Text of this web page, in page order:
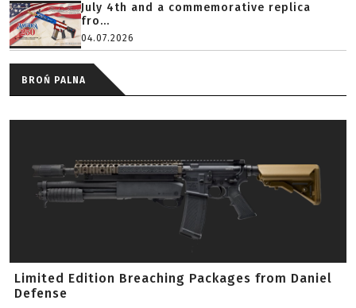
July 4th and a commemorative replica
fro...
04.07.2026
BROŃ PALNA
Limited Edition Breaching Packages from Daniel
Defense